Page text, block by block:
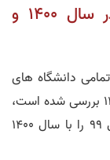
ظرفیت مقطع ارشد رایانش امن در سال 1400 و
دانشگاه های
در سال 1400 بررسی شده است،
همچنین می‌توانید ظرفیت هر دانشگاه در سال 99 را با سال 1400